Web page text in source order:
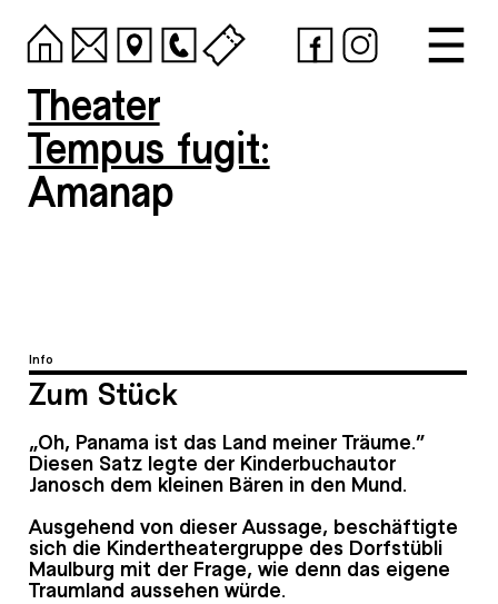
Theater
Tempus fugit:
Amanap
Info
Zum Stück
„Oh, Panama ist das Land meiner Träume.“
Diesen Satz legte der Kinderbuchautor
Janosch dem kleinen Bären in den Mund.
Ausgehend von dieser Aussage, beschäftigte
sich die Kindertheatergruppe des Dorfstübli
Maulburg mit der Frage, wie denn das eigene
Traumland aussehen würde.